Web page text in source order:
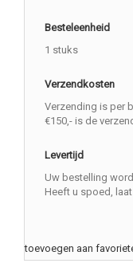
Besteleenheid
1 stuks
Verzendkosten
Verzending is per
€150,- is de
Levertijd
Uw bestelling
Heeft u spoed,
toevoegen aan